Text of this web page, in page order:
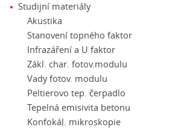
Studijní materiály
Akustika
Stanovení topného faktor
Infrazáření a U faktor
Zákl. char. fotov.modulu
Vady fotov. modulu
Peltierovo tep. čerpadlo
Tepelná emisivita betonu
Konfokál. mikroskopie